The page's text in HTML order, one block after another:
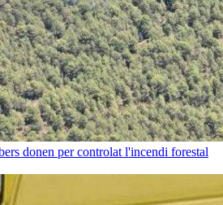
donen per controlat l'incendi forestal